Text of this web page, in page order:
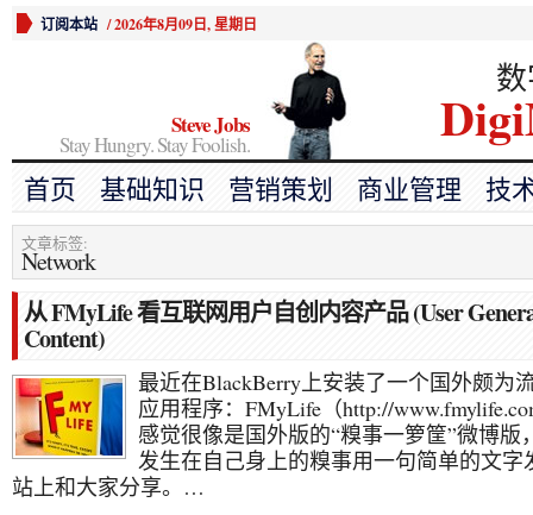
订阅本站 /2026年8月09日, 星期日
Steve Jobs
Stay Hungry. Stay Foolish.
首页 基础知识 营销策划 商业管理 技
文章标签:
Network
从 FMyLife 看互联网用户自创内容产品 (User
Content)
最近在BlackBerry上安装了一个国外颇为
应用程序：FMyLife（http://
感觉很像是国外版的“糗事一箩筐”微博版
发生在自己身上的糗事用一句简单的文字
站上和大家分享。…